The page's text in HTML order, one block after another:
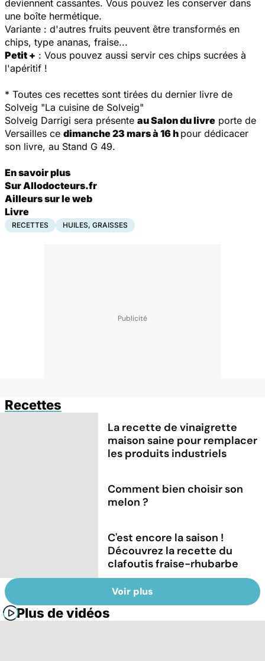
deviennent cassantes. Vous pouvez les conserver dans
une boîte hermétique.
Variante : d'autres fruits peuvent être transformés en
chips, type ananas, fraise...
Petit + : Vous pouvez aussi servir ces chips sucrées à
l'apéritif !
* Toutes ces recettes sont tirées du dernier livre de
Solveig "La cuisine de Solveig"
Solveig Darrigi sera présente au Salon du livre porte de
Versailles ce dimanche 23 mars à 16 h pour dédicacer
son livre, au Stand G 49.
En savoir plus
Sur Allodocteurs.fr
Ailleurs sur le web
Livre
RECETTES HUILES, GRAISSES
Recettes
La recette de vinaigrette
maison saine pour remplacer
les produits industriels
Comment bien choisir son
melon ?
C'est encore la saison !
Découvrez la recette du
clafoutis fraise-rhubarbe
Voir plus
Plus de vidéos